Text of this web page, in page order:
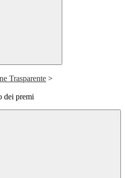
Trasparente >
dei premi